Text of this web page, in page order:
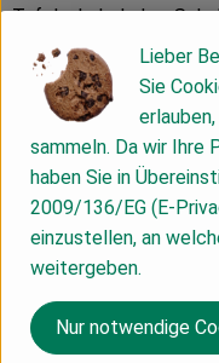
Tafelschokoladen,
Kakaogetränken und
Wünsche offenlässt.
Kunstwerk ist das
VIVANI innovative
künstlerischen
Nachhaltigkeit und
Unternehmen um
und Geschäftsführer
eigene Projekte für
angebauten Bio-Kakao
Lieber
Sie
sammeln. Da wir Ihre
haben Sie in
2009/136/EG (E-
einzustellen, an
weitergeben.
Nur notwendige